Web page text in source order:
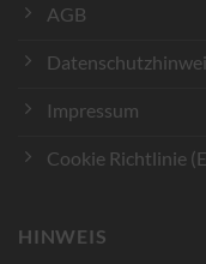
AGB
Impressum
Cookie Richtlinie
HINWEIS